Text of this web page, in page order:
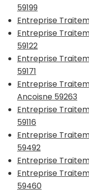
59199
Entreprise
Entreprise
59122
Entreprise
59171
Entreprise
Ancoisne 59263
Entreprise
59116
Entreprise
59492
Entreprise
Entreprise
59460